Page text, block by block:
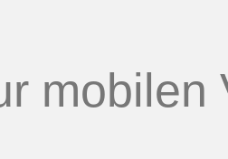
mobilen